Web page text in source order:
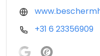
+31 6 23356909